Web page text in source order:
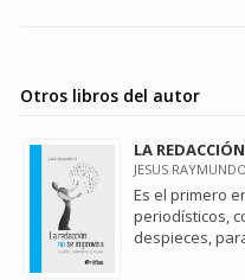
Otros libros del autor
LA
JESUS RAYMUNDO
Es el primero
periodísticos,
despieces,